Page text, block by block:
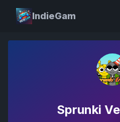
IndieGam
Sprunki